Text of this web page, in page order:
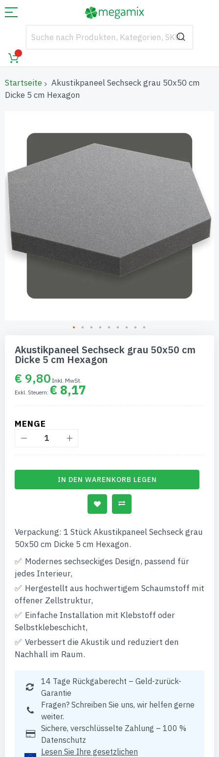
Startseite
Akustikpaneel Sechseck grau 50x50 cm
Dicke 5 cm Hexagon
Bildgalerie
Anfang
Bildgalerie
Akustikpaneel Sechseck grau 50x50 cm
Dicke 5 cm Hexagon
€ 9,80
€ 8,17
MENGE
IN DEN WARENKORB LEGEN
Verpackung: 1 Stück Akustikpaneel Sechseck grau
50x50 cm Dicke 5 cm Hexagon.
Modernes sechseckiges Design, passend für
jedes Interieur,
Hergestellt aus hochwertigem Schaumstoff mit
offener Zellstruktur,
Einfache Installation mit Klebstoff oder
Selbstklebeschicht,
Verbessert die Akustik und reduziert den
Nachhall im Raum.
14 Tage Rückgaberecht – Geld-zurück-
Garantie
Fragen? Schreiben Sie uns, wir helfen gerne
weiter.
Sichere, verschlüsselte Zahlung – 100 %
Datenschutz
Lesen Sie Ihre gesetzlichen